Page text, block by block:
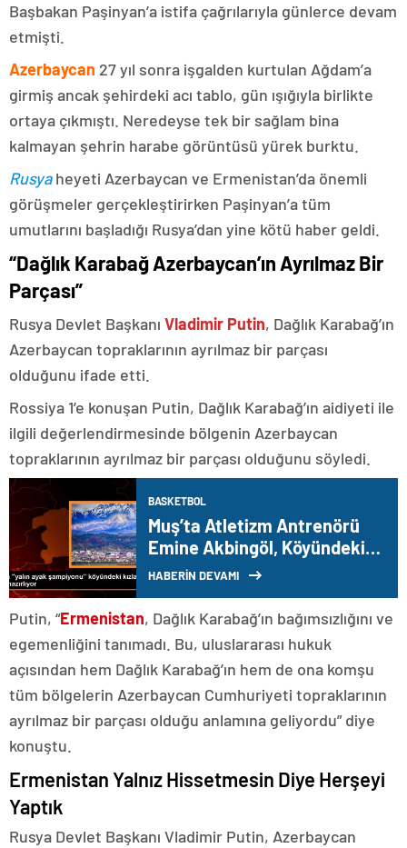
Başbakan Paşinyan’a istifa çağrılarıyla günlerce devam
etmişti.
Azerbaycan 27 yıl sonra işgalden kurtulan Ağdam’a
girmiş ancak şehirdeki acı tablo, gün ışığıyla birlikte
ortaya çıkmıştı. Neredeyse tek bir sağlam bina
kalmayan şehrin harabe görüntüsü yürek burktu.
Rusyaheyeti Azerbaycan ve Ermenistan’da önemli
görüşmeler gerçekleştirirken Paşinyan’a tüm
umutlarını başladığı Rusya’dan yine kötü haber geldi.
“Dağlık Karabağ Azerbaycan’ın Ayrılmaz Bir
Parçası”
Rusya Devlet Başkanı Vladimir Putin, Dağlık Karabağ’ın
Azerbaycan topraklarının ayrılmaz bir parçası
olduğunu ifade etti.
Rossiya 1’e konuşan Putin, Dağlık Karabağ’ın aidiyeti ile
ilgili değerlendirmesinde bölgenin Azerbaycan
topraklarının ayrılmaz bir parçası olduğunu söyledi.
BASKETBOL
Muş’ta Atletizm Antrenörü
Emine Akbingöl, Köyündeki
Kız Çocuklarını Yarışmalara
HABERİN DEVAMI
Putin, “Ermenistan, Dağlık Karabağ’ın bağımsızlığını ve
egemenliğini tanımadı. Bu, uluslararası hukuk
açısından hem Dağlık Karabağ’ın hem de ona komşu
tüm bölgelerin Azerbaycan Cumhuriyeti topraklarının
ayrılmaz bir parçası olduğu anlamına geliyordu” diye
konuştu.
Ermenistan Yalnız Hissetmesin Diye Herşeyi
Yaptık
Rusya Devlet Başkanı Vladimir Putin, Azerbaycan